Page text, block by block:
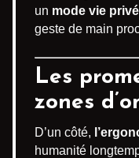
un mode vie
geste de main
Les
zones
D’un côté,
humanité